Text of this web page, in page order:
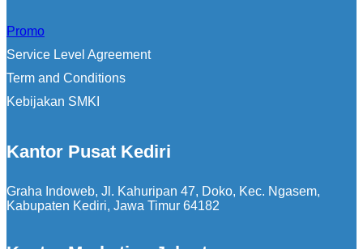
Promo
Service Level Agreement
Term and Conditions
Kebijakan SMKI
Kantor Pusat Kediri
Graha Indoweb, Jl. Kahuripan 47, Doko, Kec. Ngasem,
Kabupaten Kediri, Jawa Timur 64182